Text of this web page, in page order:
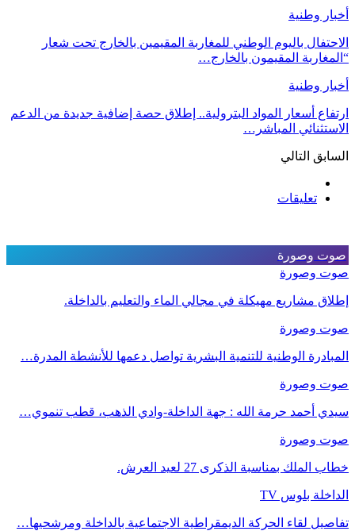
أخبار وطنية
الاحتفال باليوم الوطني للمغاربة المقيمين بالخارج تحت شعار
“المغاربة المقيمون بالخارج…
أخبار وطنية
ارتفاع أسعار المواد البترولية.. إطلاق حصة إضافية جديدة من الدعم
الاستثنائي المباشر…
السابق التالي
تعليقات
صوت وصورة
صوت وصورة
إطلاق مشاريع مهيكلة في مجالي الماء والتعليم بالداخلة.
صوت وصورة
المبادرة الوطنية للتنمية البشرية تواصل دعمها للأنشطة المدرة…
صوت وصورة
سيدي أحمد حرمة الله : جهة الداخلة-وادي الذهب، قطب تنموي…
صوت وصورة
خطاب الملك بمناسبة الذكرى 27 لعيد العرش.
الداخلة بلوس TV
تفاصيل لقاء الحركة الديمقراطية الاجتماعية بالداخلة ومرشحيها…